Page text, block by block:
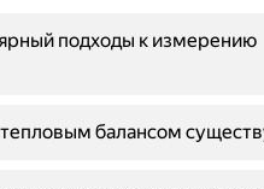
подходы к измерению
балансом